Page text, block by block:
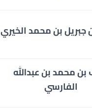
جبريل بن محمد الخيري
بن محمد بن عبدالله
الفارسي